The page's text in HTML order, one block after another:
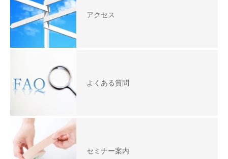
アクセス
よくある質問
セミナー案内